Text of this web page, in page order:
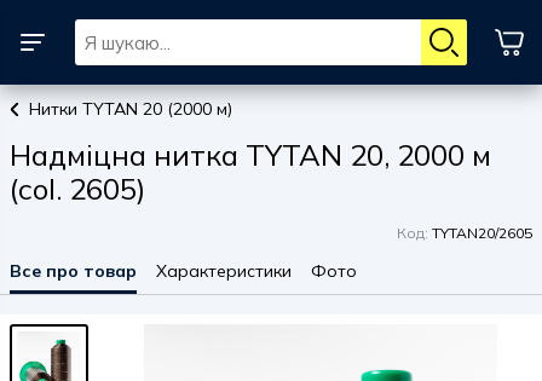
Нитки TYTAN 20 (2000 м)
Надміцна нитка TYTAN 20, 2000 м
(col. 2605)
Код: TYTAN20/2605
Все про товар Характеристики Фото